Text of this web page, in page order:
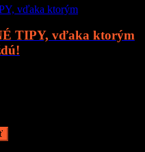
TIPY, vďaka ktorým